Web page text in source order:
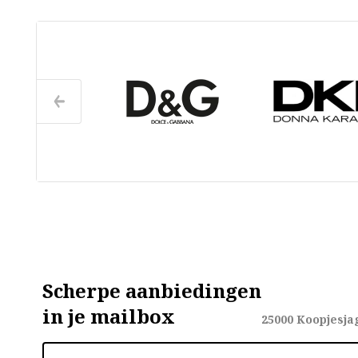
Scherpe aanbiedingen
in je mailbox
25000